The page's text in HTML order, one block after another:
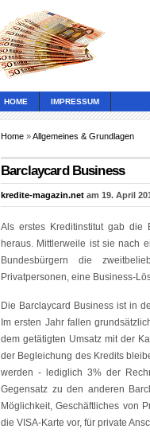
HOME IMPRESSUM
Home »Allgemeines & Grundlagen
Barclaycard Business
kredite-magazin.net am 19. April
Als erstes Kreditinstitut gab die
heraus. Mittlerweile ist sie nach
Bundesbürgern die
Privatpersonen, eine Business-
Die Barclaycard Business ist in
Im ersten Jahr fallen
dem getätigten Umsatz mit der
der Begleichung des Kredits
werden - lediglich 3% der
Gegensatz zu den anderen
Möglichkeit, Geschäftliches von
die VISA-Karte vor, für private